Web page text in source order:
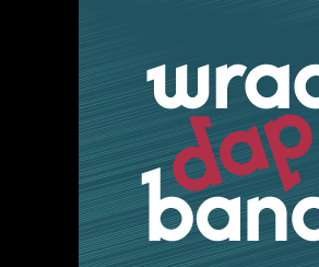
WraaDap